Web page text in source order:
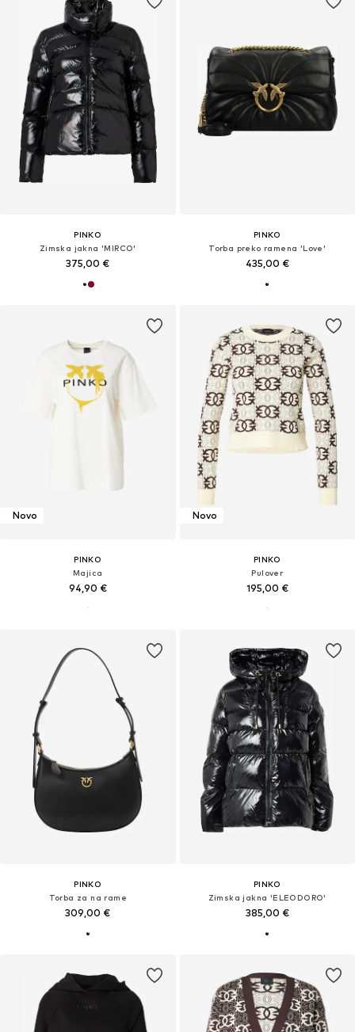
PINKO
Zimska jakna 'MIRCO'
375,00 €
PINKO
Torba preko ramena 'Love'
435,00 €
Novo
PINKO
Majica
94,90 €
Novo
PINKO
Pulover
195,00 €
PINKO
Torba za na rame
309,00 €
PINKO
Zimska jakna 'ELEODORO'
385,00 €